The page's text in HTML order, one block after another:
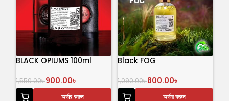
BLACK OPIUMS 100ml
1,550.00৳900.00৳
অর্ডার করুন
Black FOG
1,090.00৳800.00৳
অর্ডার করুন